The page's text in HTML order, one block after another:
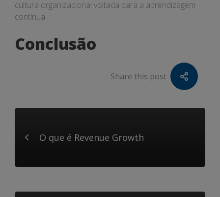
cultura organizacional voltada para a aprendizagem
contínua.
Conclusão
Share this post
O que é Revenue Growth